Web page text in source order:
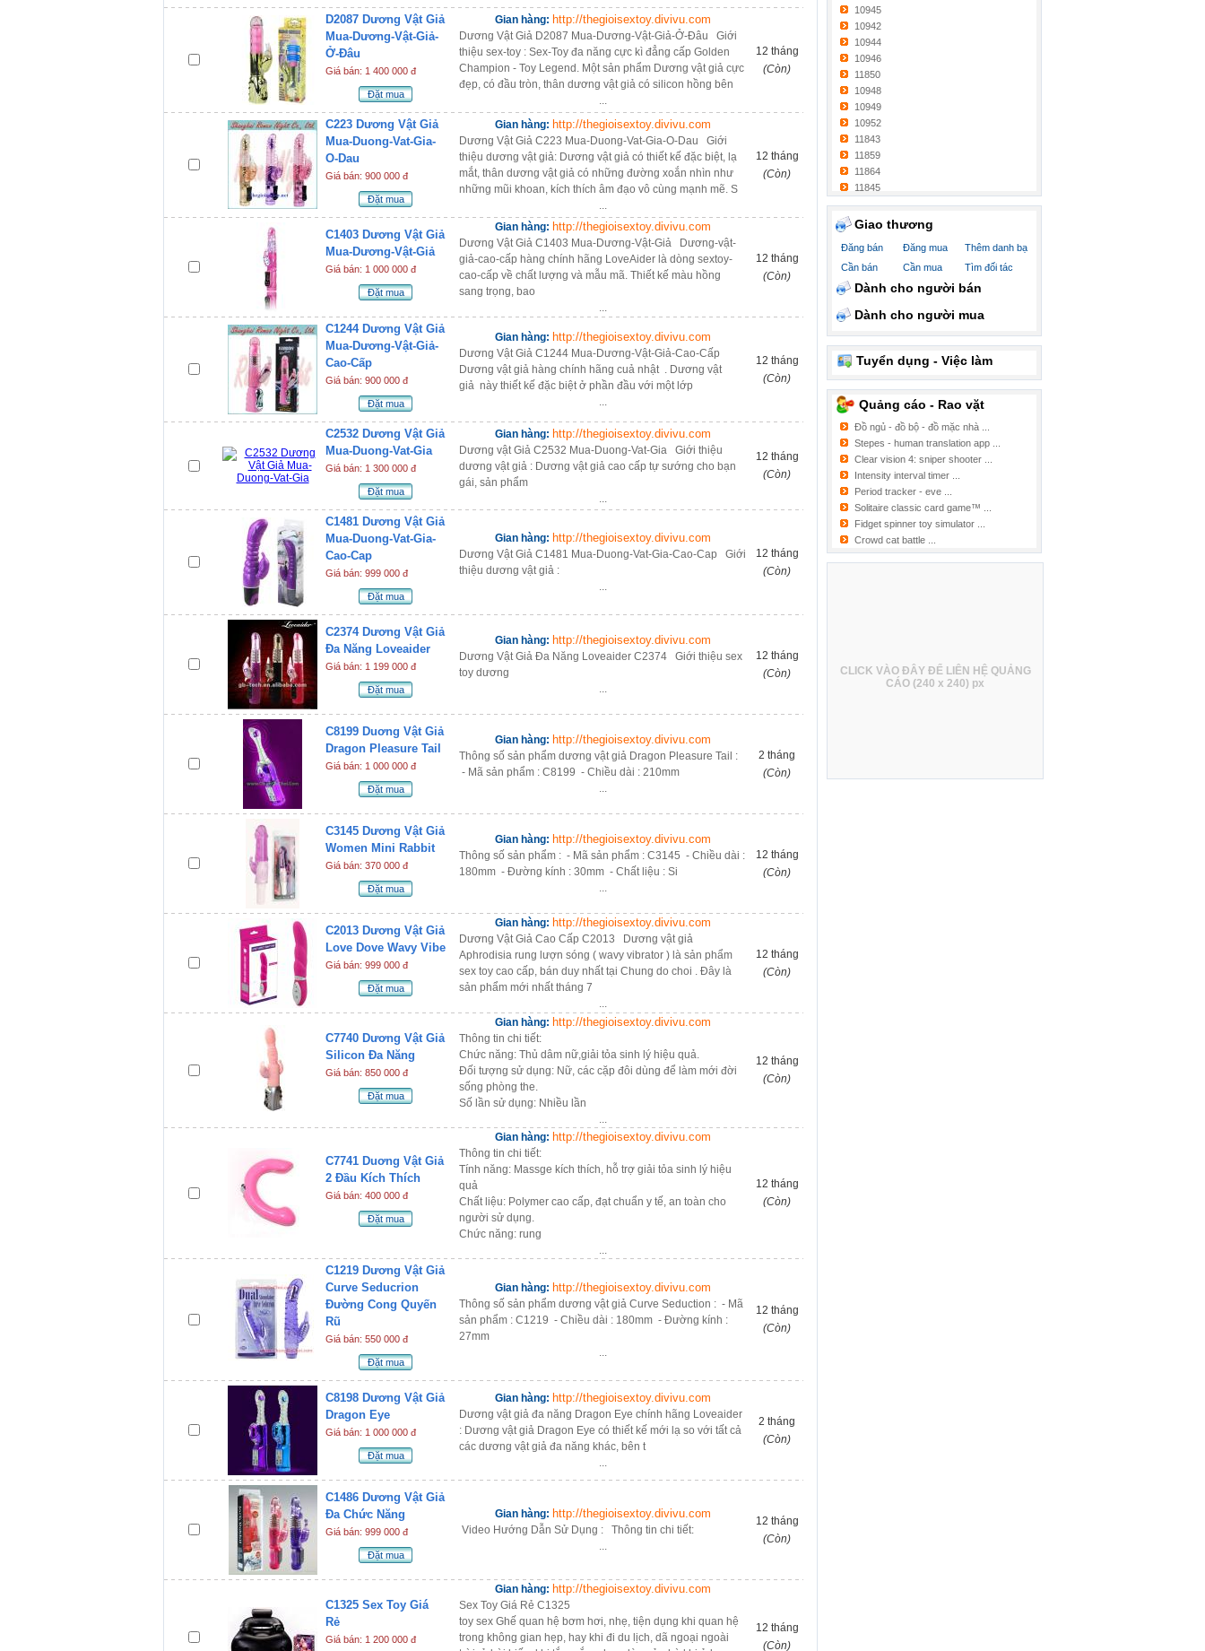
D2087 Dương Vật Giả
Mua-Dương-Vật-Giả-
Ở-Đâu
Giá bán: 1 400 000 đ
Đặt mua
Gian hàng: http://thegioisextoy.divivu.com
Dương Vật Giả D2087 Mua-Dương-Vật-Giả-Ở-Đâu Giới
thiệu sex-toy : Sex-Toy đa năng cực kì đẳng cấp Golden
Champion - Toy Legend. Một sản phẩm Dương vật giả cực
đẹp, có đầu tròn, thân dương vật giả có silicon hồng bên
...
12 tháng
(Còn)
C223 Dương Vật Giả
Mua-Duong-Vat-Gia-
O-Dau
Giá bán: 900 000 đ
Đặt mua
Gian hàng: http://thegioisextoy.divivu.com
Dương Vật Giả C223 Mua-Duong-Vat-Gia-O-Dau Giới
thiệu dương vật giả: Dương vật giả có thiết kế đặc biệt, lạ
mắt, thân dương vật giả có những đường xoắn nhìn như
những mũi khoan, kích thích âm đạo vô cùng mạnh mẽ. S
...
12 tháng
(Còn)
C1403 Dương Vật Giả
Mua-Dương-Vật-Giả
Giá bán: 1 000 000 đ
Đặt mua
Gian hàng: http://thegioisextoy.divivu.com
Dương Vật Giả C1403 Mua-Dương-Vật-Giả Dương-vật-
giả-cao-cấp hàng chính hãng LoveAider là dòng sextoy-
cao-cấp về chất lượng và mẫu mã. Thiết kế màu hồng
sang trọng, bao
...
12 tháng
(Còn)
C1244 Dương Vật Giả
Mua-Dương-Vật-Giả-
Cao-Cấp
Giá bán: 900 000 đ
Đặt mua
Gian hàng: http://thegioisextoy.divivu.com
Dương Vật Giả C1244 Mua-Dương-Vật-Giả-Cao-Cấp
Dương vật giả hàng chính hãng cuả nhật . Dương vật
giả này thiết kế đặc biệt ở phần đầu với một lớp
...
12 tháng
(Còn)
C2532 Dương Vật Giả
Mua-Duong-Vat-Gia
Giá bán: 1 300 000 đ
Đặt mua
Gian hàng: http://thegioisextoy.divivu.com
Dương vật Giả C2532 Mua-Duong-Vat-Gia Giới thiệu
dương vật giả : Dương vật giả cao cấp tự sướng cho bạn
gái, sản phẩm
...
12 tháng
(Còn)
C1481 Dương Vật Giả
Mua-Duong-Vat-Gia-
Cao-Cap
Giá bán: 999 000 đ
Đặt mua
Gian hàng: http://thegioisextoy.divivu.com
Dương Vật Giả C1481 Mua-Duong-Vat-Gia-Cao-Cap Giới
thiệu dương vật giả :
...
12 tháng
(Còn)
C2374 Dương Vật Giả
Đa Năng Loveaider
Giá bán: 1 199 000 đ
Đặt mua
Gian hàng: http://thegioisextoy.divivu.com
Dương Vật Giả Đa Năng Loveaider C2374 Giới thiệu sex
toy dương
...
12 tháng
(Còn)
C8199 Duơng Vật Giả
Dragon Pleasure Tail
Giá bán: 1 000 000 đ
Đặt mua
Gian hàng: http://thegioisextoy.divivu.com
Thông số sản phẩm dương vật giả Dragon Pleasure Tail :
- Mã sản phẩm : C8199 - Chiều dài : 210mm
...
2 tháng
(Còn)
C3145 Dương Vật Giả
Women Mini Rabbit
Giá bán: 370 000 đ
Đặt mua
Gian hàng: http://thegioisextoy.divivu.com
Thông số sản phẩm : - Mã sản phẩm : C3145 - Chiều dài :
180mm - Đường kính : 30mm - Chất liệu : Si
...
12 tháng
(Còn)
C2013 Dương Vật Giả
Love Dove Wavy Vibe
Giá bán: 999 000 đ
Đặt mua
Gian hàng: http://thegioisextoy.divivu.com
Dương Vật Giả Cao Cấp C2013 Dương vật giả
Aphrodisia rung lượn sóng ( wavy vibrator ) là sản phẩm
sex toy cao cấp, bán duy nhất tại Chung do choi . Đây là
sản phẩm mới nhất tháng 7
...
12 tháng
(Còn)
C7740 Dương Vật Giả
Silicon Đa Năng
Giá bán: 850 000 đ
Đặt mua
Gian hàng: http://thegioisextoy.divivu.com
Thông tin chi tiết:
Chức năng: Thủ dâm nữ,giải tỏa sinh lý hiệu quả.
Đối tượng sử dụng: Nữ, các cặp đôi dùng để làm mới đời
sống phòng the.
Số lần sử dụng: Nhiều lần
...
12 tháng
(Còn)
C7741 Duơng Vật Giả
2 Đầu Kích Thích
Giá bán: 400 000 đ
Đặt mua
Gian hàng: http://thegioisextoy.divivu.com
Thông tin chi tiết:
Tính năng: Massge kích thích, hỗ trợ giải tỏa sinh lý hiệu
quả
Chất liệu: Polymer cao cấp, đạt chuẩn y tế, an toàn cho
người sử dụng.
Chức năng: rung
...
12 tháng
(Còn)
C1219 Dương Vật Giả
Curve Seducrion
Đường Cong Quyến
Rũ
Giá bán: 550 000 đ
Đặt mua
Gian hàng: http://thegioisextoy.divivu.com
Thông số sản phẩm dương vật giả Curve Seduction : - Mã
sản phẩm : C1219 - Chiều dài : 180mm - Đường kính :
27mm
...
12 tháng
(Còn)
C8198 Dương Vật Giả
Dragon Eye
Giá bán: 1 000 000 đ
Đặt mua
Gian hàng: http://thegioisextoy.divivu.com
Dương vật giả đa năng Dragon Eye chính hãng Loveaider
: Dương vật giả Dragon Eye có thiết kế mới lạ so với tất cả
các dương vật giả đa năng khác, bên t
...
2 tháng
(Còn)
C1486 Dương Vật Giả
Đa Chức Năng
Giá bán: 999 000 đ
Đặt mua
Gian hàng: http://thegioisextoy.divivu.com
Video Hướng Dẫn Sử Dụng : Thông tin chi tiết:
...
12 tháng
(Còn)
C1325 Sex Toy Giá
Rẻ
Giá bán: 1 200 000 đ
Gian hàng: http://thegioisextoy.divivu.com
Sex Toy Giá Rẻ C1325
toy sex Ghế quan hệ bơm hơi, nhẹ, tiện dụng khi quan hệ
trong không gian hẹp, hay khi đi du lịch, dã ngoại ngoài
12 tháng
(Còn)
10945
10942
10944
10946
11850
10948
10949
10952
11843
11859
11864
11845
11842
11857
561
11861
11848
319
11855
11828
11844
11852
11839
11802
11810
11840
11853
11803
11804
11800
11794
Giao thương
Đăng bán Đăng mua
Thêm danh bạ
Cần bán
Cần mua Tìm đối tác
Dành cho người bán
Dành cho người mua
Tuyển dụng - Việc làm
Quảng cáo - Rao vặt
Đồ ngủ - đồ bộ - đồ mặc nhà ...
Stepes - human translation app ...
Clear vision 4: sniper shooter ...
Intensity interval timer ...
Period tracker - eve ...
Solitaire classic card game™ ...
Fidget spinner toy simulator ...
Crowd cat battle ...
CLICK VÀO ĐÂY ĐỂ LIÊN HỆ QUẢNG
CÁO (240 x 240) px